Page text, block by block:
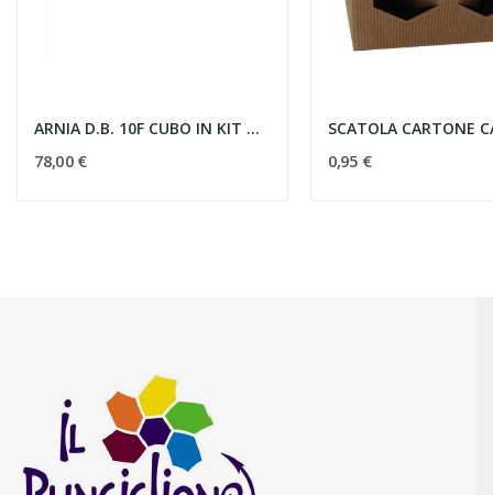
ARNIA D.B. 10F CUBO IN KIT DI MONTAGGIO
78,00 € 0,95 €